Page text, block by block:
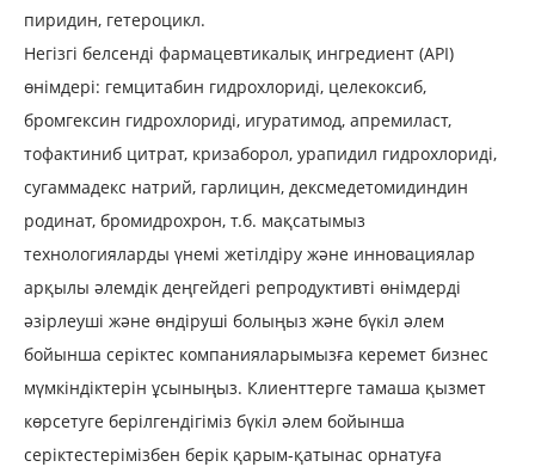
пиридин, гетероцикл.
Негізгі белсенді фармацевтикалық ингредиент (API)
өнімдері: гемцитабин гидрохлориді, целекоксиб,
бромгексин гидрохлориді, игуратимод, апремиласт,
тофактиниб цитрат, кризаборол, урапидил гидрохлориді,
сугаммадекс натрий, гарлицин, дексмедетомидиндин
родинат, бромидрохрон, т.б. мақсатымыз
технологияларды үнемі жетілдіру және инновациялар
арқылы әлемдік деңгейдегі репродуктивті өнімдерді
әзірлеуші ​​және өндіруші болыңыз және бүкіл әлем
бойынша серіктес компанияларымызға керемет бизнес
мүмкіндіктерін ұсыныңыз. Клиенттерге тамаша қызмет
көрсетуге берілгендігіміз бүкіл әлем бойынша
серіктестерімізбен берік қарым-қатынас орнатуға